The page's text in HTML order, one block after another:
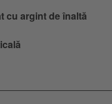
cu argint de înaltă